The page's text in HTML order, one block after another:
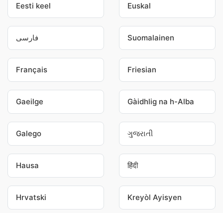
Eesti keel Euskal
فارسی Suomalainen
Français Friesian
Gaeilge Gàidhlig na h-Alba
Galego ગુજરાતી
Hausa हिंदी
Hrvatski Kreyòl Ayisyen